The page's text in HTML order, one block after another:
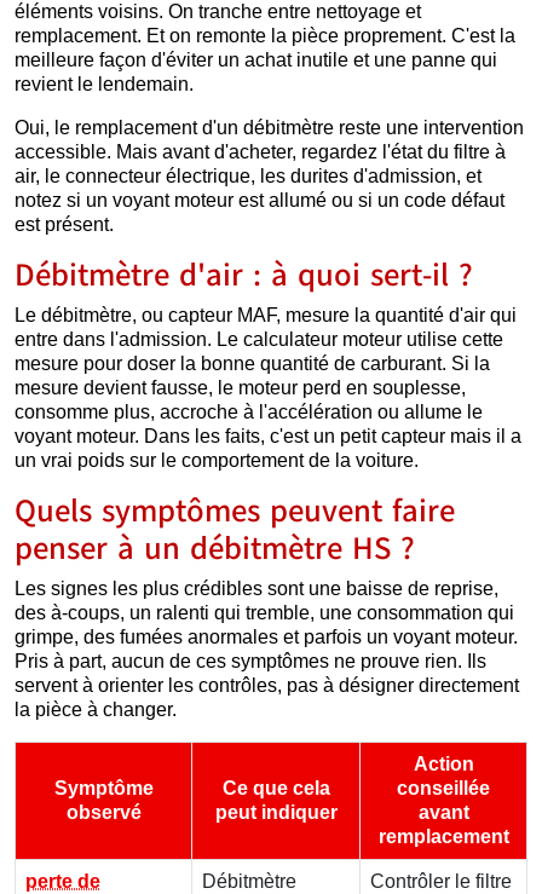
éléments voisins. On tranche entre nettoyage et
remplacement. Et on remonte la pièce proprement. C'est la
meilleure façon d'éviter un achat inutile et une panne qui
revient le lendemain.
Oui, le remplacement d'un débitmètre reste une intervention
accessible. Mais avant d'acheter, regardez l'état du filtre à
air, le connecteur électrique, les durites d'admission, et
notez si un voyant moteur est allumé ou si un code défaut
est présent.
Débitmètre d'air : à quoi sert-il ?
Le débitmètre, ou capteur MAF, mesure la quantité d'air qui
entre dans l'admission. Le calculateur moteur utilise cette
mesure pour doser la bonne quantité de carburant. Si la
mesure devient fausse, le moteur perd en souplesse,
consomme plus, accroche à l'accélération ou allume le
voyant moteur. Dans les faits, c'est un petit capteur mais il a
un vrai poids sur le comportement de la voiture.
Quels symptômes peuvent faire
penser à un débitmètre HS ?
Les signes les plus crédibles sont une baisse de reprise,
des à-coups, un ralenti qui tremble, une consommation qui
grimpe, des fumées anormales et parfois un voyant moteur.
Pris à part, aucun de ces symptômes ne prouve rien. Ils
servent à orienter les contrôles, pas à désigner directement
la pièce à changer.
Symptôme
observé
Ce que cela
peut indiquer
Action
conseillée
avant
remplacement
perte de
Débitmètre
Contrôler le filtre